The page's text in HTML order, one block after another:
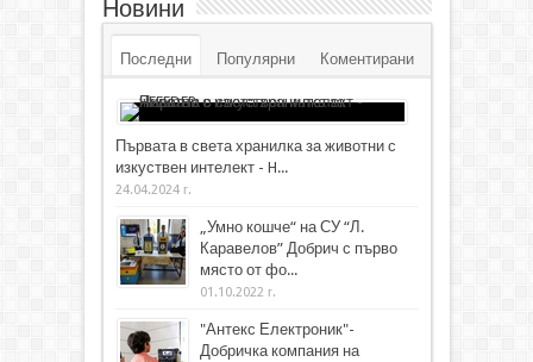
Новини
Последни Популярни Коментирани
Първата в света хранилка за животни с
изкуствен интелект - H...
24.04.2024 г.
„Умно кошче“ на СУ “Л.
Каравелов” Добрич с първо
място от фо...
01.10.2022 г.
"Антекс Електроник"-
Добричка компания на